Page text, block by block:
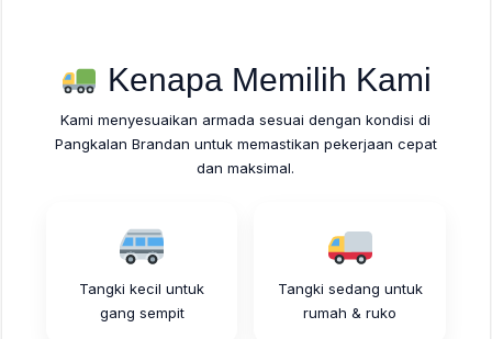
Kenapa Memilih Kami
Kami menyesuaikan armada sesuai dengan kondisi di
Pangkalan Brandan untuk memastikan pekerjaan cepat
dan maksimal.
Tangki kecil untuk
gang sempit
Tangki sedang untuk
rumah & ruko